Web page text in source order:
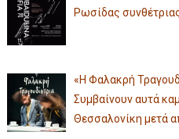
Ρωσίδας
«Η Φαλακρή
Συμβαίνουν αυτά
Θεσσαλονίκη μετά